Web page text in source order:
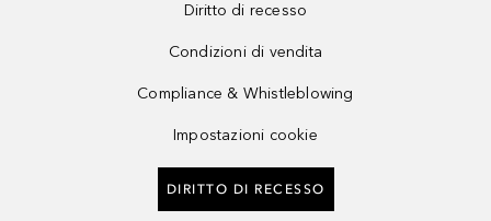
Diritto di recesso
Condizioni di vendita
Compliance & Whistleblowing
Impostazioni cookie
DIRITTO DI RECESSO